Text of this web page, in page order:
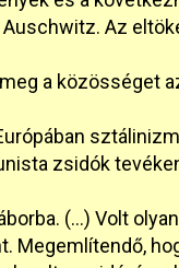
Az
a közösséget
zsidók
(…) Volt
Megemlítendő,